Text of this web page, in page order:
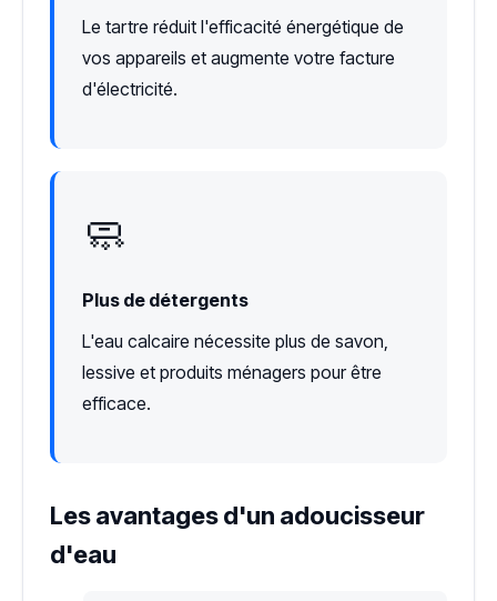
Le tartre réduit l'efficacité énergétique de
vos appareils et augmente votre facture
d'électricité.
🧼
Plus de détergents
L'eau calcaire nécessite plus de savon,
lessive et produits ménagers pour être
efficace.
Les avantages d'un adoucisseur
d'eau